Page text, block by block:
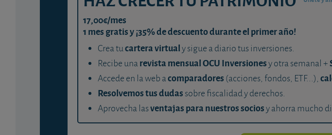
17,00€/mes
1 mes gratis y ¡35% de descuento durante el primer año!
Crea tucartera virtualy sigue a diario tus inversiones.
Recibe unarevista mensual OCU Inversionesy otra semanal +
Accede en la web acomparadores (acciones, fondos, ETF...),
Resolvemos tus dudas sobre fiscalidad y derechos.
Aprovecha lasventajas para nuestros sociosy ahorra mucho